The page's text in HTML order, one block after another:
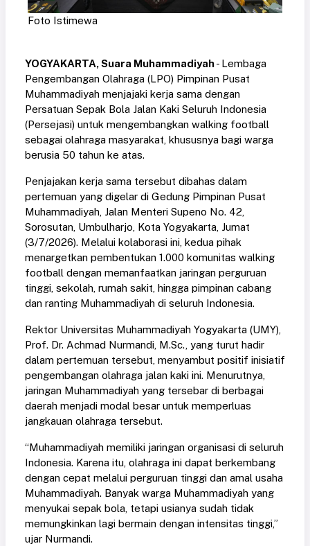
Foto Istimewa
YOGYAKARTA, Suara Muhammadiyah- Lembaga
Pengembangan Olahraga (LPO) Pimpinan Pusat
Muhammadiyah menjajaki kerja sama dengan
Persatuan Sepak Bola Jalan Kaki Seluruh Indonesia
(Persejasi) untuk mengembangkan walking football
sebagai olahraga masyarakat, khususnya bagi warga
berusia 50 tahun ke atas.
Penjajakan kerja sama tersebut dibahas dalam
pertemuan yang digelar di Gedung Pimpinan Pusat
Muhammadiyah, Jalan Menteri Supeno No. 42,
Sorosutan, Umbulharjo, Kota Yogyakarta, Jumat
(3/7/2026). Melalui kolaborasi ini, kedua pihak
menargetkan pembentukan 1.000 komunitas walking
football dengan memanfaatkan jaringan perguruan
tinggi, sekolah, rumah sakit, hingga pimpinan cabang
dan ranting Muhammadiyah di seluruh Indonesia.
Rektor Universitas Muhammadiyah Yogyakarta (UMY),
Prof. Dr. Achmad Nurmandi, M.Sc., yang turut hadir
dalam pertemuan tersebut, menyambut positif inisiatif
pengembangan olahraga jalan kaki ini. Menurutnya,
jaringan Muhammadiyah yang tersebar di berbagai
daerah menjadi modal besar untuk memperluas
jangkauan olahraga tersebut.
“Muhammadiyah memiliki jaringan organisasi di seluruh
Indonesia. Karena itu, olahraga ini dapat berkembang
dengan cepat melalui perguruan tinggi dan amal usaha
Muhammadiyah. Banyak warga Muhammadiyah yang
menyukai sepak bola, tetapi usianya sudah tidak
memungkinkan lagi bermain dengan intensitas tinggi,”
ujar Nurmandi.